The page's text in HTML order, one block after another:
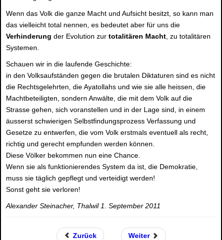
Wenn das Volk die ganze Macht und Aufsicht besitzt, so kann man
das vielleicht total nennen, es bedeutet aber für uns die
Verhinderung der Evolution zur totalitären Macht , zu totalitären
Systemen.
Schauen wir in die laufende Geschichte:
in den Volksaufständen gegen die brutalen Diktaturen sind es nicht
die Rechtsgelehrten, die Ayatollahs und wie sie alle heissen, die
Machtbeteiligten, sondern Anwälte, die mit dem Volk auf die
Strasse gehen, sich voranstellen und in der Lage sind, in einem
äusserst schwierigen Selbstfindungsprozess Verfassung und
Gesetze zu entwerfen, die vom Volk erstmals eventuell als recht,
richtig und gerecht empfunden werden können.
Diese Völker bekommen nun eine Chance.
Wenn sie als funktionierendes System da ist, die Demokratie,
muss sie täglich gepflegt und verteidigt werden!
Sonst geht sie verloren!
Alexander Steinacher, Thalwil 1. September 2011
Zurück Weiter